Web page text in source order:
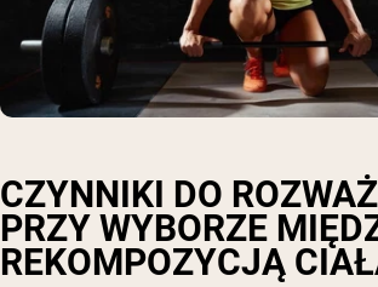
CZYNNIKI DO
PRZY WYBORZE
REKOMPOZYCJĄ